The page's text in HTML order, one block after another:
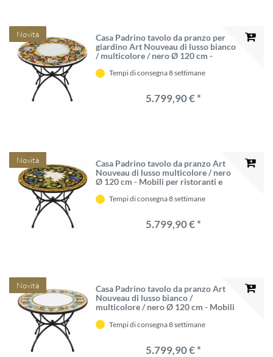
Novità
Casa Padrino tavolo da pranzo per
giardino Art Nouveau di lusso bianco
/ multicolore / nero Ø 120 cm -
Tempi di consegna 8 settimane
5.799,90 € *
Novità
Casa Padrino tavolo da pranzo Art
Nouveau di lusso multicolore / nero
Ø 120 cm - Mobili per ristoranti e
Tempi di consegna 8 settimane
5.799,90 € *
Novità
Casa Padrino tavolo da pranzo Art
Nouveau di lusso bianco /
multicolore / nero Ø 120 cm - Mobili
Tempi di consegna 8 settimane
5.799,90 € *